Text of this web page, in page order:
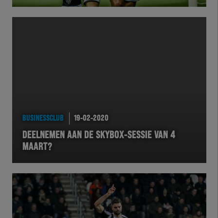
BUSINESSCLUB 19-02-2020
DEELNEMEN AAN DE SKYBOX-SESSIE VAN 4
MAART?